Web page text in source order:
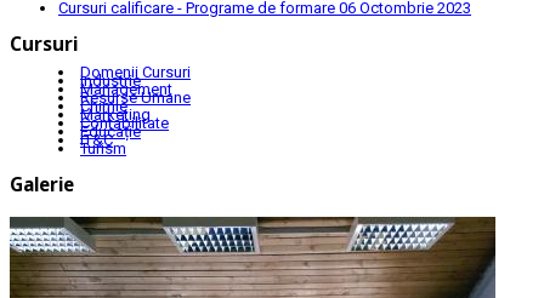
Cursuri calificare - Programe de formare 06 Octombrie 2023
Cursuri
Domenii Cursuri
Industrie
Management
Resurse Umane
Chimie
Marketing
Contabilitate
Educație
IT&C
Turism
Galerie